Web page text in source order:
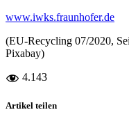
www.iwks.fraunhofer.de
(EU-Recycling 07/2020,
Pixabay)
4.143
Artikel teilen